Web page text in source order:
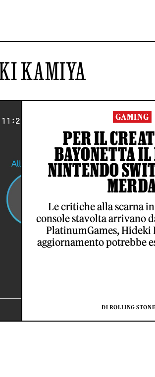
KAMIYA
GAMING
PER IL
BAYONETTA IL
NINTENDO
Le critiche alla scarna
console stavolta arrivano
PlatinumGames, Hideki
aggiornamento potrebbe
DI ROLLING